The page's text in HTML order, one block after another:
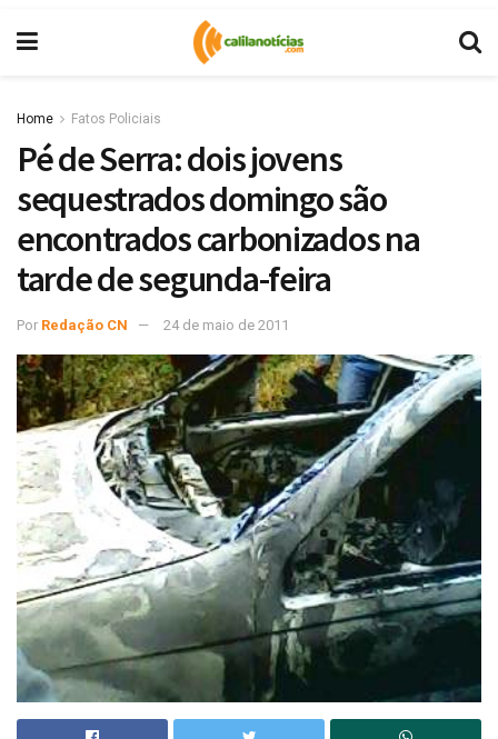
Home Fatos Policiais
Pé de Serra: dois jovens
sequestrados domingo são
encontrados carbonizados na
tarde de segunda-feira
Por Redação CN 24 de maio de 2011